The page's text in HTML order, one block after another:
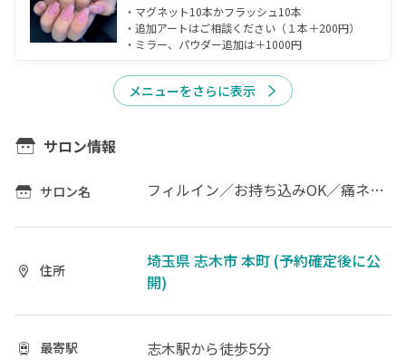
・マグネット10本かフラッシュ10本
・追加アートはご相談ください（１本＋200円）
・ミラー、パウダー追加は＋1000円
メニューをさらに表示
サロン情報
サロン名 フィルイン／お持ち込みOK／痛ネイル
住所
埼玉県 志木市 本町 (予約確定後に公
開)
最寄駅 志木駅から徒歩5分